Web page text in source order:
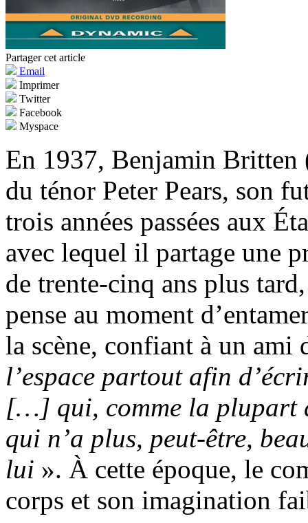
Partager cet article
Email
Imprimer
Twitter
Facebook
Myspace
En 1937, Benjamin Britten
du ténor Peter Pears, son
trois années passées aux
avec lequel il partage une
de trente-cinq ans plus
pense au moment
la scène, confiant à un ami
l’espace partout afin
[…] qui, comme la plupart
qui n’a plus, peut-être,
lui ». À cette époque, le
corps et son imagination